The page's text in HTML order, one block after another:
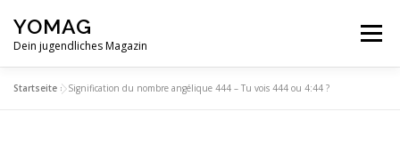
contenu
YOMAG
Dein jugendliches Magazin
Menu
Startseite »Signification du nombre angélique 444 – Tu vois 444 ou 4:44 ?